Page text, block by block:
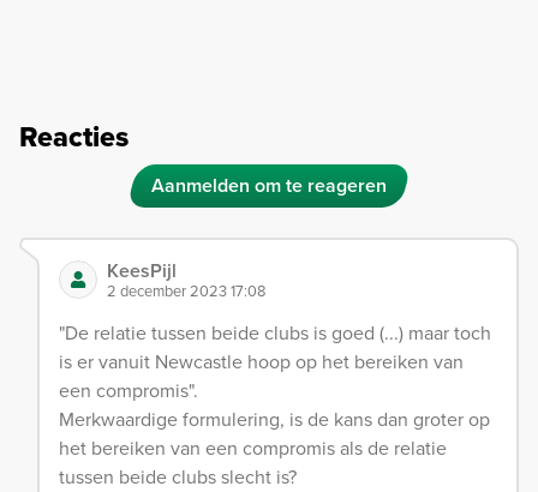
Reacties
Aanmelden om te reageren
KeesPijl
2 december 2023 17:08
"De relatie tussen beide clubs is goed (...) maar toch
is er vanuit Newcastle hoop op het bereiken van
een compromis".
Merkwaardige formulering, is de kans dan groter op
het bereiken van een compromis als de relatie
tussen beide clubs slecht is?